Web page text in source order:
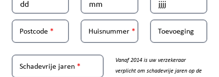
Postcode Huisnummer Toevoeging
Schadevrije jaren
Vanaf 2014 is uw verzekeraar
verplicht om schadevrije jaren op de